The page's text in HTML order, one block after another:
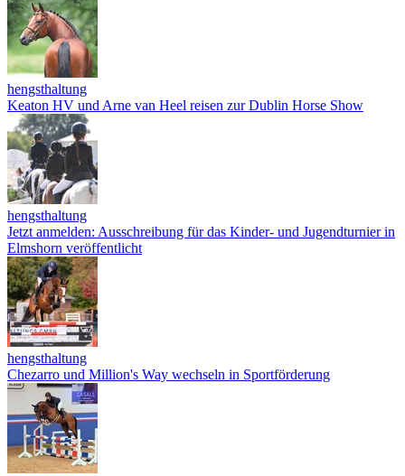
hengsthaltung
Keaton HV und Arne van Heel reisen zur Dublin Horse Show
hengsthaltung
Jetzt anmelden: Ausschreibung für das Kinder- und Jugendturnier in
Elmshorn veröffentlicht
hengsthaltung
Chezarro und Million's Way wechseln in Sportförderung